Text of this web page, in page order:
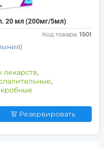
20 мл (200мг/5мл)
Код товара: 1501
лекарств,
,
Резервировать